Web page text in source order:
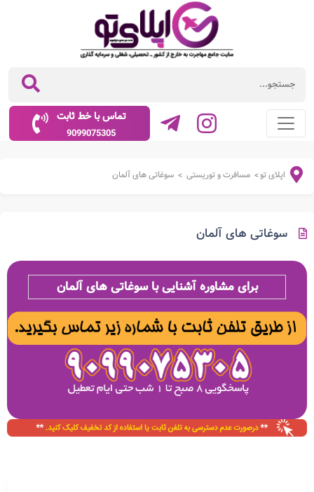
تماس با خط ثابت
9099075305
اپلای تو> مسافرت و توریستی > سوغاتی های آلمان
سوغاتی های آلمان
برای مشاوره آشنایی با سوغاتی های آلمان